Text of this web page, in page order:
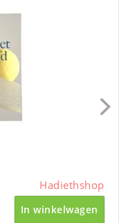
Hadiethshop
In winkelwagen